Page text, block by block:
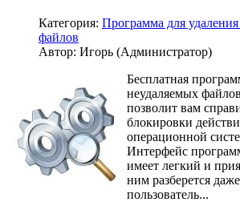
Категория: Программа для
файлов
Автор: Игорь (Администратор)
Бесплатная
неудаляемых
позволит вам
блокировки
операционной
Интерфейс
имеет легкий и
ним разберется
пользователь...